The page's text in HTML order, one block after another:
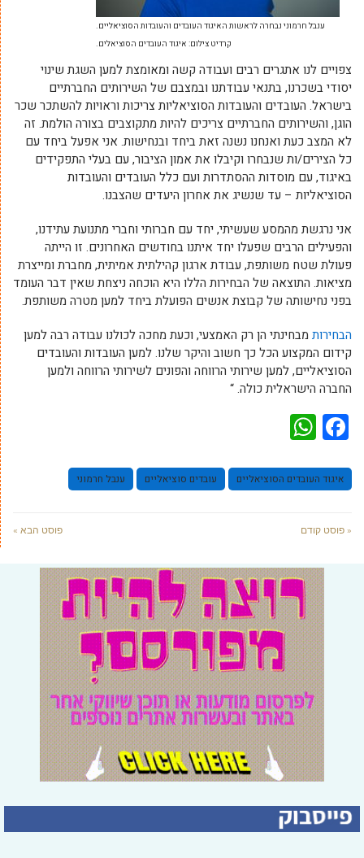
ענבל חרמוני נבחרה לראשות האיגוד העובדים והעובדות הסוציאליים.
קרדיט צילום: איגוד העובדים הסוציאלים.
צפויים לנו אתגרים רבים ועבודה קשה ומאומצת למען השגת שינוי
יסודי בשכרנו, בתנאי עבודתנו ובמצבם של השירותים החברתיים
בישראל. העובדים והעובדות הסוציאליות צריכות וראויות להשתכר שכר
הוגן, והשירותים החברתיים צריכים להיות מתקוצבים בצורה הולמת. זה
לא המצב כעת ואנחנו נשנה זאת ביחד ובנחישות. אני אפעל ביחד עם
כל הצירים/ות שנבחרו וקיבלו את אמון הציבור, עם בעלי התפקידים
באיגוד, עם מוסדות ההסתדרות ועם כלל העובדים והעובדות
הסוציאליות – עד שנשיג את אחרון היעדים שהצבנו.
אני נרגשת מהמסע שעשיתי, יחד עם חברותי וחברי מתנועת עתידנו,
והפעילים הרבים שפעלו יחד איתנו בחודשים האחרונים. זו הייתה
פעולת שטח משותפת, עבודת ארגון קהילתית אמיתית, מחברת ומייצרת
מציאות. התוצאה של הבחירות הללו היא הוכחה ניצחת שאין דבר העומד
בפני נחישותה של קבוצת אנשים הפועלת ביחד למען מטרה משותפת.
הבחירות מבחינתי הן רק האמצעי, וכעת מחכה לכולנו עבודה רבה למען
קידום המקצוע הכל כך חשוב והיקר שלנו. למען העובדות והעובדים
הסוציאליים, למען שירותי הרווחה והפונים לשירותי הרווחה ולמען
החברה הישראלית כולה. “
Facebook
איגוד העובדים הסוציאליים עובדים סוציאליים ענבל חרמוני
« פוסט קודם פוסט הבא »